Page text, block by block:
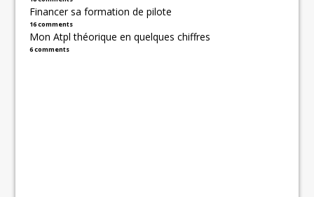
Financer sa formation de pilote
16 comments
Mon Atpl théorique en quelques chiffres
6 comments